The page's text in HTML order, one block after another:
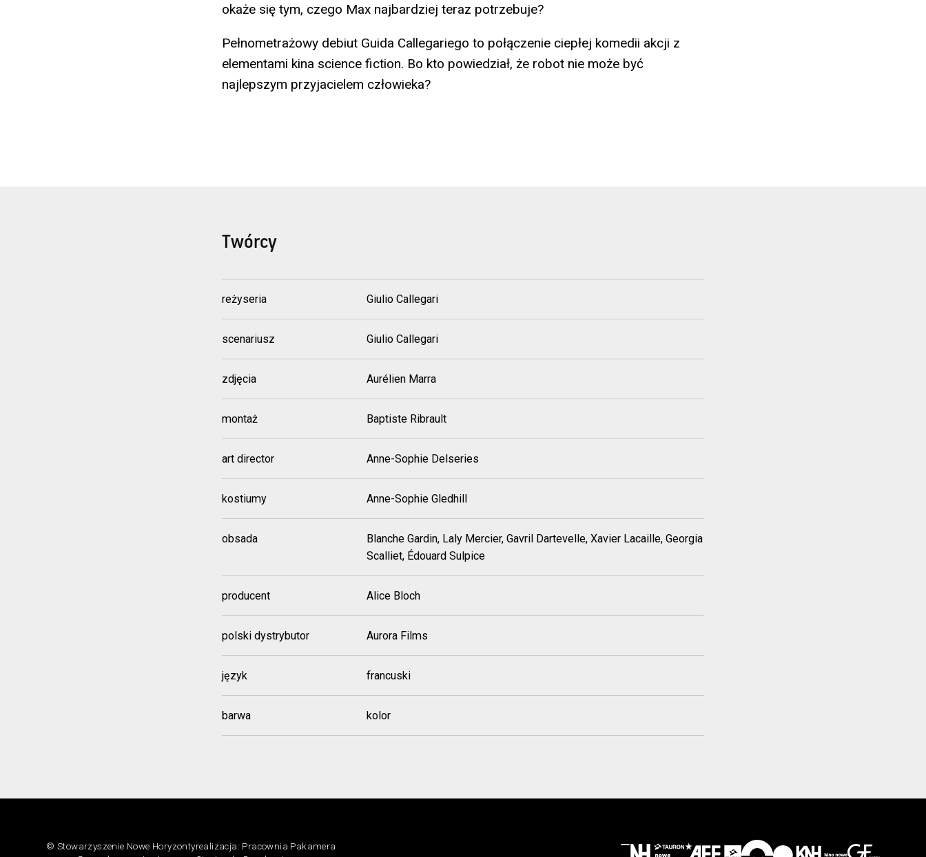
okaże się tym, czego Max najbardziej teraz potrzebuje?
Pełnometrażowy debiut Guida Callegariego to połączenie ciepłej komedii akcji z
elementami kina science fiction. Bo kto powiedział, że robot nie może być
najlepszym przyjacielem człowieka?
Twórcy
reżyseria Giulio Callegari
scenariusz Giulio Callegari
zdjęcia Aurélien Marra
montaż Baptiste Ribrault
art director Anne-Sophie Delseries
kostiumy Anne-Sophie Gledhill
obsada
Blanche Gardin, Laly Mercier, Gavril Dartevelle, Xavier Lacaille, Georgia
Scalliet, Édouard Sulpice
producent Alice Bloch
polski dystrybutor Aurora Films
język francuski
barwa kolor
© Stowarzyszenie Nowe Horyzontyrealizacja: Pracownia Pakamera